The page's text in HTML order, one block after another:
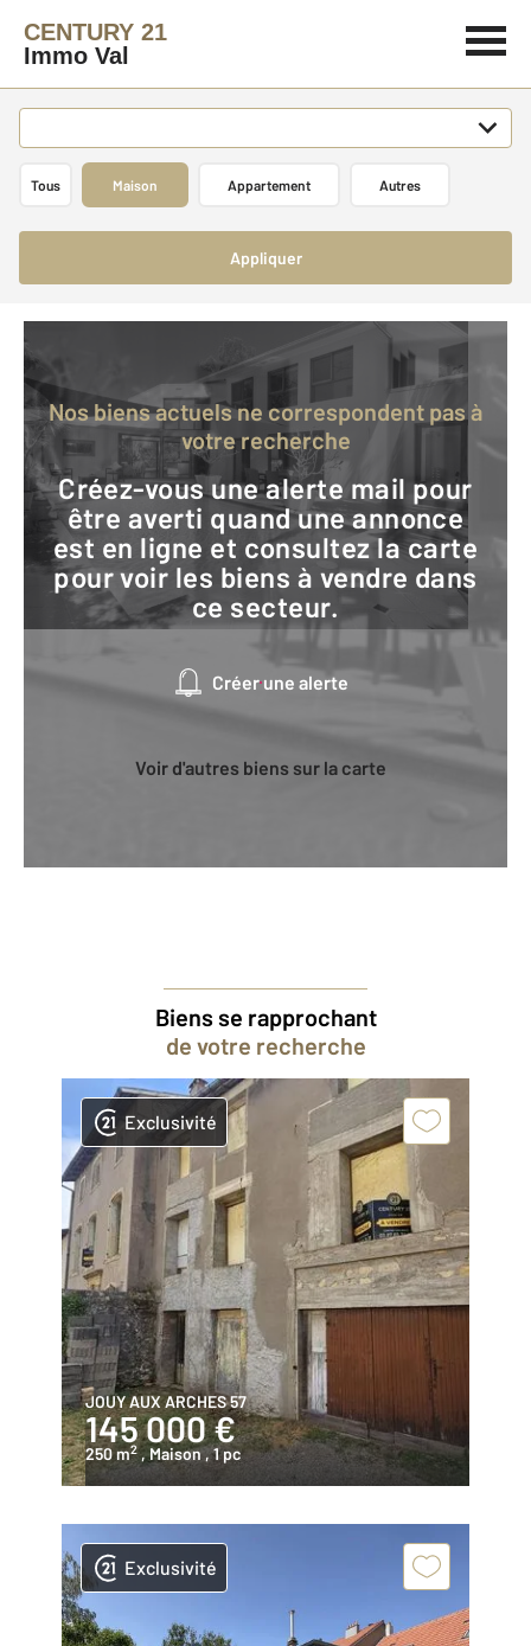
CENTURY 21
Immo Val
Tous Maison Appartement Autres
Appliquer
Nos biens actuels ne correspondent pas à
votre recherche
Créez-vous une alerte mail pour
être averti quand une annonce
est en ligne et consultez la carte
pour voir les biens à vendre dans
ce secteur.
Créer une alerte
Voir d'autres biens sur la carte
Biens se rapprochant
de votre recherche
Exclusivité
JOUY AUX ARCHES 57
145 000 €
250 m2 , Maison , 1 pc
Exclusivité